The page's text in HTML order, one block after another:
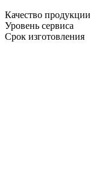
Качество продукции
Уровень сервиса
Срок изготовления